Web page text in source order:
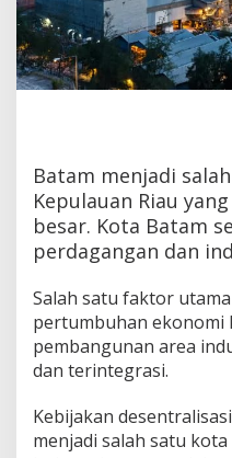
g
u
n
a
n
a
a
n
I
u
s
t
d
a
l
Batam menjadi
Kepulauan Riau
besar. Kota Batam
perdagangan dan
Salah satu faktor
pertumbuhan ekonomi
pembangunan area
dan terintegrasi.
Kebijakan
menjadi salah satu